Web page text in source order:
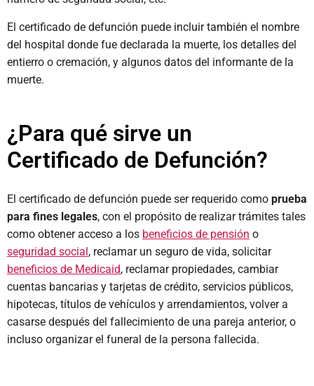
El certificado de defunción puede incluir también el nombre
del hospital donde fue declarada la muerte, los detalles del
entierro o cremación, y algunos datos del informante de la
muerte.
¿Para qué sirve un
Certificado de Defunción?
El certificado de defunción puede ser requerido como prueba
para fines legales, con el propósito de realizar trámites tales
como obtener acceso a los beneficios de pensión o
seguridad social, reclamar un seguro de vida, solicitar
beneficios de Medicaid, reclamar propiedades, cambiar
cuentas bancarias y tarjetas de crédito, servicios públicos,
hipotecas, títulos de vehículos y arrendamientos, volver a
casarse después del fallecimiento de una pareja anterior, o
incluso organizar el funeral de la persona fallecida.